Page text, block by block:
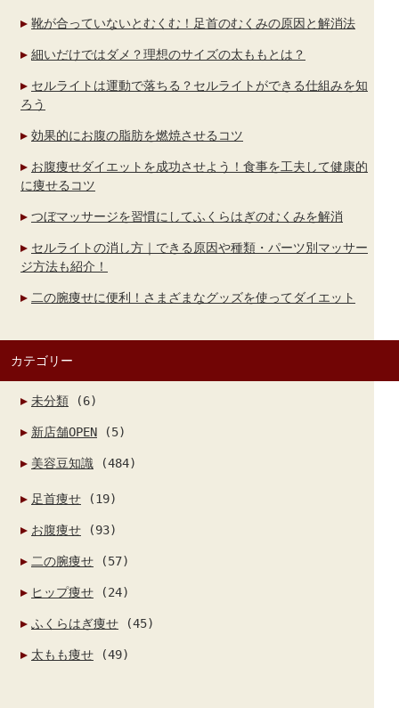
靴が合っていないとむくむ！足首のむくみの原因と解消法
細いだけではダメ？理想のサイズの太ももとは？
セルライトは運動で落ちる？セルライトができる仕組みを知
ろう
効果的にお腹の脂肪を燃焼させるコツ
お腹痩せダイエットを成功させよう！食事を工夫して健康的
に痩せるコツ
つぼマッサージを習慣にしてふくらはぎのむくみを解消
セルライトの消し方｜できる原因や種類・パーツ別マッサー
ジ方法も紹介！
二の腕痩せに便利！さまざまなグッズを使ってダイエット
カテゴリー
未分類 (6)
新店舗OPEN (5)
美容豆知識 (484)
足首痩せ (19)
お腹痩せ (93)
二の腕痩せ (57)
ヒップ痩せ (24)
ふくらはぎ痩せ (45)
太もも痩せ (49)